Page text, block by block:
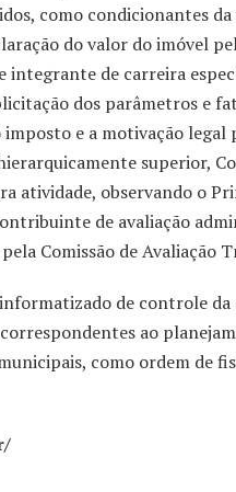
como condicionantes
do valor do imóvel
integrante de carreira
dos parâmetros e
e a motivação
superior,
atividade, observando o
de avaliação
Comissão de Avaliação
de controle
ao
como ordem de